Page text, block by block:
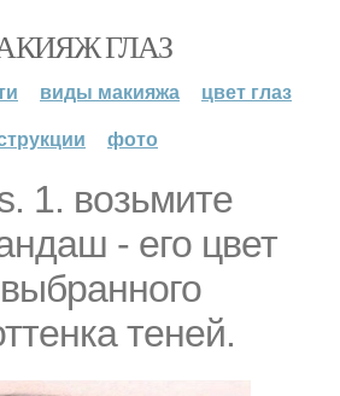
ГЛАЗ
виды макияжа
цвет глаз
фото
1. возьмите
- его цвет
теней.